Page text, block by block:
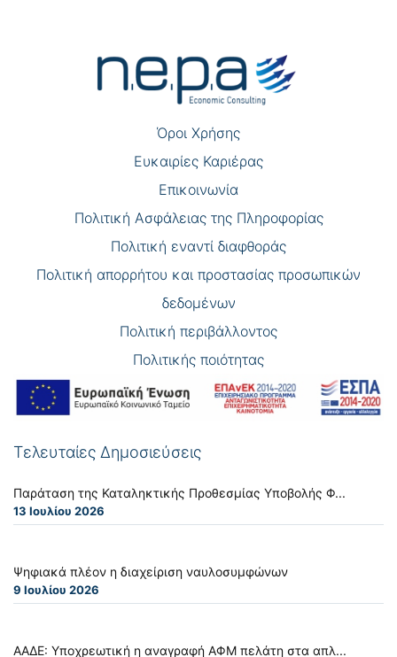
άρθρων
Όροι Χρήσης
Eυκαιρίες Καριέρας
Επικοινωνία
Πολιτική Ασφάλειας της Πληροφορίας
Πολιτική εναντί διαφθοράς
Πολιτική απορρήτου και προστασίας προσωπικών
δεδομένων
Πολιτική περιβάλλοντος
Πολιτικής ποιότητας
Τελευταίες Δημοσιεύσεις
Παράταση της Καταληκτικής Προθεσμίας Υποβολής Φ...
13 Ιουλίου 2026
Ψηφιακά πλέον η διαχείριση ναυλοσυμφώνων
9 Ιουλίου 2026
ΑΑΔΕ: Υποχρεωτική η αναγραφή ΑΦΜ πελάτη στα απλ...